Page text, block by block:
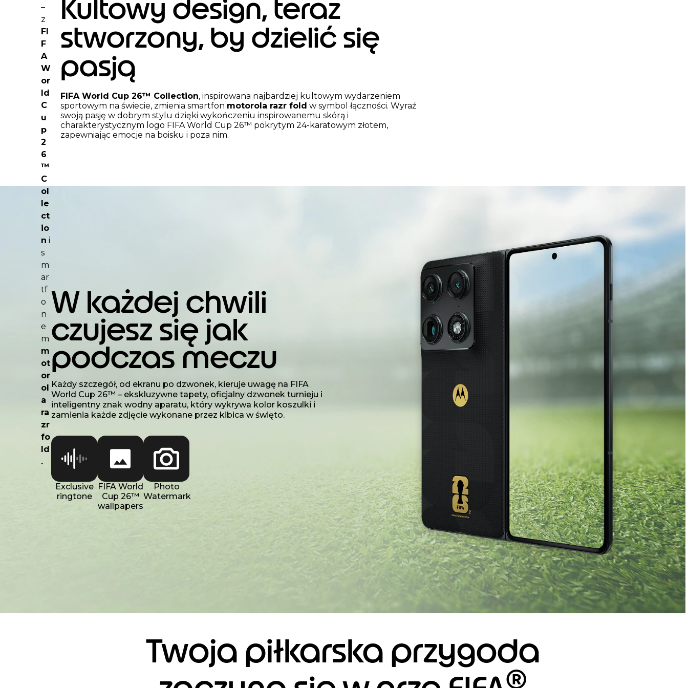
–
z
FI
F
A
W
or
ld
C
u
p
2
6
™
C
ol
le
ct
io
n i
s
m
ar
tf
o
n
e
m
m
ot
or
ol
a
ra
zr
fo
ld
.
2
Kultowy design, teraz
stworzony, by dzielić się
pasją
FIFA World Cup 26™ Collection, inspirowana najbardziej kultowym wydarzeniem
sportowym na świecie, zmienia smartfon motorola razr fold w symbol łączności. Wyraź
swoją pasję w dobrym stylu dzięki wykończeniu inspirowanemu skórą i
charakterystycznym logo FIFA World Cup 26™ pokrytym 24-karatowym złotem,
zapewniając emocje na boisku i poza nim.
W każdej chwili
czujesz się jak
podczas meczu
Każdy szczegół, od ekranu po dzwonek, kieruje uwagę na FIFA
World Cup 26™ – ekskluzywne tapety, oficjalny dzwonek turnieju i
inteligentny znak wodny aparatu, który wykrywa kolor koszulki i
zamienia każde zdjęcie wykonane przez kibica w święto.
Exclusive
ringtone
FIFA World
Cup 26™
wallpapers
Photo
Watermark
0:00 0:00
Twoja piłkarska przygoda
®